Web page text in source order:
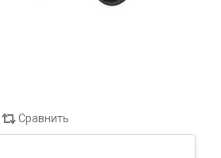
Сравнить